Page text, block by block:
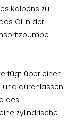
Kolbens zu
Öl in der
über einen
und durchlassen
des
zylindrische